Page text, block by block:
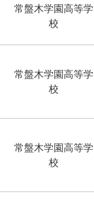
常盤木学園高等学
校
常盤木学園高等学
校
常盤木学園高等学
校